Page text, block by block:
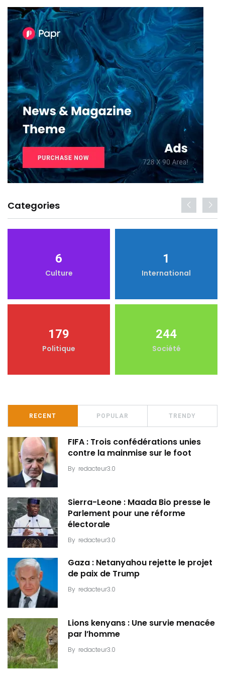
Categories
6
Culture
1
International
179
Politique
244
Société
RECENT POPULAR TRENDY
FIFA : Trois confédérations unies
contre la mainmise sur le foot
By redacteur3.0
Sierra-Leone : Maada Bio presse le
Parlement pour une réforme
électorale
By redacteur3.0
Gaza : Netanyahou rejette le projet
de paix de Trump
By redacteur3.0
Lions kenyans : Une survie menacée
par l’homme
By redacteur3.0